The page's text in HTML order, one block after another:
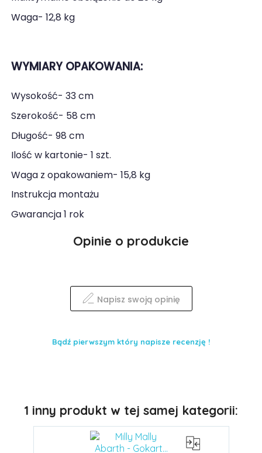
Waga- 12,8 kg
WYMIARY OPAKOWANIA:
Wysokość- 33 cm
Szerokość- 58 cm
Długość- 98 cm
Ilość w kartonie- 1 szt.
Waga z opakowaniem- 15,8 kg
Instrukcja montażu
Gwarancja 1 rok
1 inny produkt w tej samej kategorii:
Opinie o produkcie
Napisz swoją opinię
Bądź pierwszym który napisze recenzję !